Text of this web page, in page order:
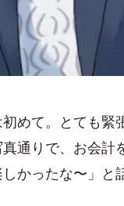
めて。とても
通りで、お会
かったな〜」と